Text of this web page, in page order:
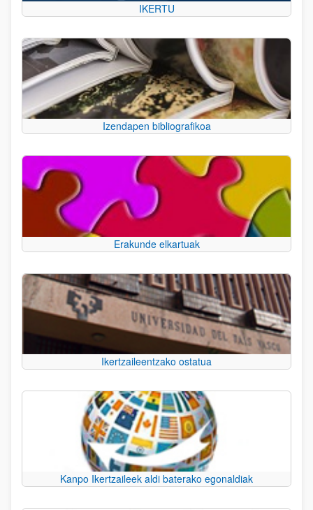
IKERTU
Izendapen bibliografikoa
Erakunde elkartuak
Ikertzaileentzako ostatua
Kanpo Ikertzaileek aldi baterako egonaldiak